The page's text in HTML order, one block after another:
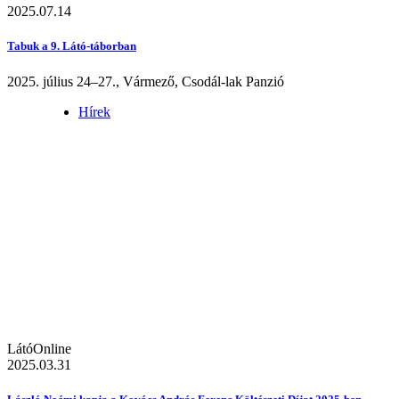
2025.07.14
Tabuk a 9. Látó-táborban
2025. július 24–27., Vármező, Csodál-lak Panzió
Hírek
LátóOnline
2025.03.31